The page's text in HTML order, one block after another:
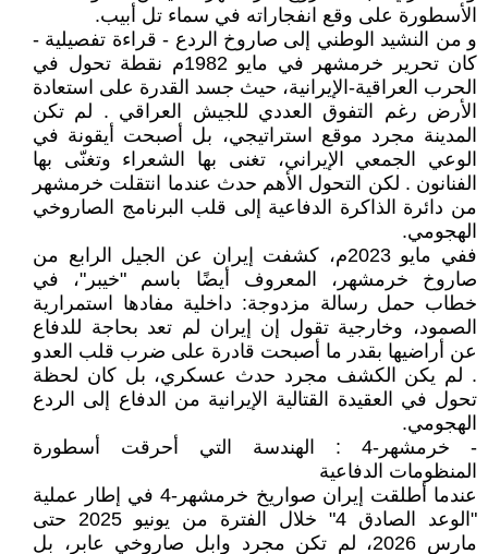
الأسطورة على وقع انفجاراته في سماء تل أبيب.
و من النشيد الوطني إلى صاروخ الردع - قراءة تفصيلية -
كان تحرير خرمشهر في مايو 1982م نقطة تحول في
الحرب العراقية-الإيرانية، حيث جسد القدرة على استعادة
الأرض رغم التفوق العددي للجيش العراقي . لم تكن
المدينة مجرد موقع استراتيجي، بل أصبحت أيقونة في
الوعي الجمعي الإيراني، تغنى بها الشعراء وتغنّى بها
الفنانون . لكن التحول الأهم حدث عندما انتقلت خرمشهر
من دائرة الذاكرة الدفاعية إلى قلب البرنامج الصاروخي
الهجومي.
ففي مايو 2023م، كشفت إيران عن الجيل الرابع من
صاروخ خرمشهر، المعروف أيضًا باسم "خيبر"، في
خطاب حمل رسالة مزدوجة: داخلية مفادها استمرارية
الصمود، وخارجية تقول إن إيران لم تعد بحاجة للدفاع
عن أراضيها بقدر ما أصبحت قادرة على ضرب قلب العدو
. لم يكن الكشف مجرد حدث عسكري، بل كان لحظة
تحول في العقيدة القتالية الإيرانية من الدفاع إلى الردع
الهجومي.
- خرمشهر-4 : الهندسة التي أحرقت أسطورة
المنظومات الدفاعية
عندما أطلقت إيران صواريخ خرمشهر-4 في إطار عملية
"الوعد الصادق 4" خلال الفترة من يونيو 2025 حتى
مارس 2026، لم تكن مجرد وابل صاروخي عابر، بل